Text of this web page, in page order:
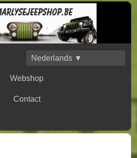
Nederlands ▼
Webshop
Contact